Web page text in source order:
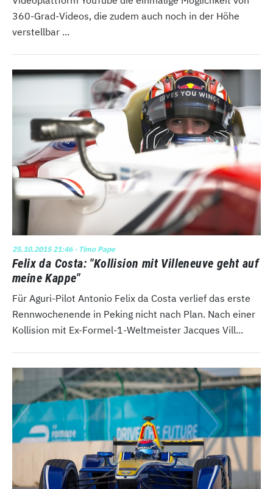
360-Grad-Videos, die zudem auch noch in der Höhe
verstellbar ...
25.10.2015 21:46· Timo Pape
Felix da Costa: "Kollision mit Villeneuve geht auf
meine Kappe"
Für Aguri-Pilot Antonio Felix da Costa verlief das erste
Rennwochenende in Peking nicht nach Plan. Nach einer
Kollision mit Ex-Formel-1-Weltmeister Jacques Vill...